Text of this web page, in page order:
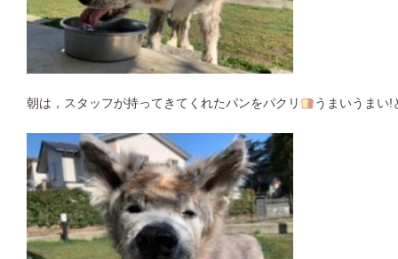
朝は，スタッフが持ってきてくれたパンをパクリ うまいうまい!